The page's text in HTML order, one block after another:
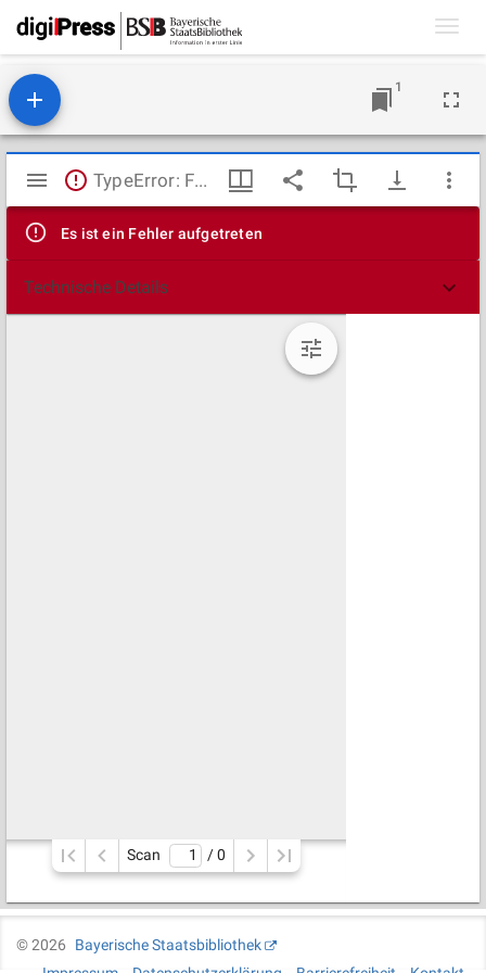
1
Mirador
Viewer
TypeError: Failed to fetch
Es ist ein Fehler aufgetreten
Technische Details
Scan / 0
©2026
Bayerische Staatsbibliothek